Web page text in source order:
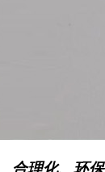
合理化、环